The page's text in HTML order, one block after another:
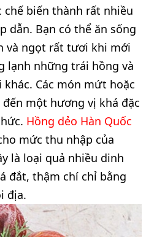
chế biến thành rất nhiều
dẫn. Bạn có thể ăn sống
và ngọt rất tươi khi mới
lạnh những trái hồng và
Các món mứt hoặc
một hương vị khá đặc
Hồng dẻo Hàn Quốc
mức thu nhập của
là loại quả nhiều dinh
đắt, thậm chí chỉ bằng
địa.